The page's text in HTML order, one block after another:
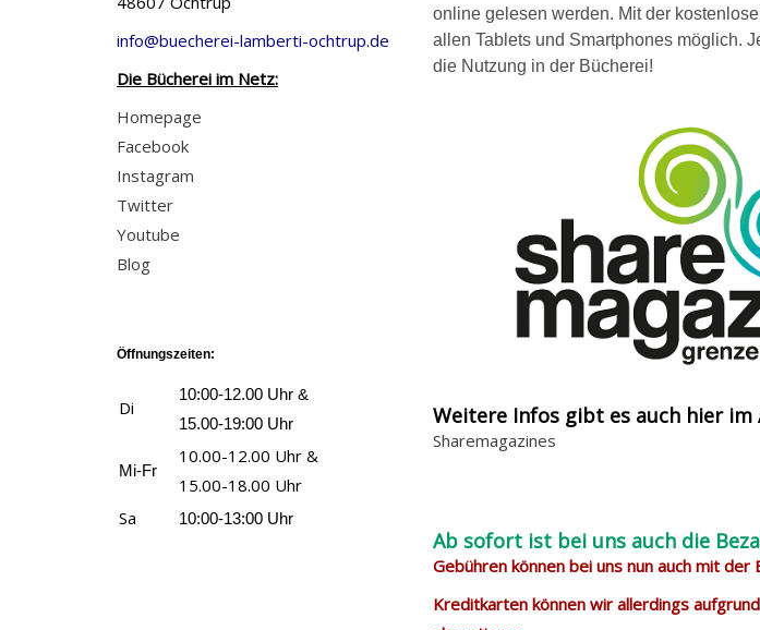
info@buecherei-lamberti-ochtrup.de
Die Bücherei im Netz:
Homepage
Facebook
Instagram
Twitter
Youtube
Blog
Öffnungszeiten:
Di
10:00-12.00 Uhr &
15.00-19:00 Uhr
Mi-Fr
10.00-12.00 Uhr &
15.00-18.00 Uhr
Sa
10:00-13:00 Uhr
online gelesen werden. Mit der
allen Tablets und Smartphones möglich.
die Nutzung in der Bücherei!
Weitere Infos gibt es auch hier
Sharemagazines
Ab sofort ist bei uns auch die
Gebühren können bei uns nun auch mit
Kreditkarten können wir allerdings